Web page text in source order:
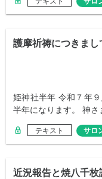
護摩祈祷につきまし
姫神社半年 令和７年
半年になります。 神
テキスト サロ
近況報告と焼八千枚